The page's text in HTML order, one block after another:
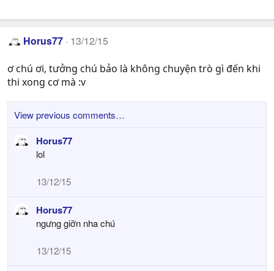
Horus77 13/12/15
ơ chú ơi, tưởng chú bảo là không chuyện trò gì đến khi
thi xong cơ mà :v
View previous comments…
Horus77
lol
13/12/15
Horus77
ngưng giỡn nha chú
13/12/15